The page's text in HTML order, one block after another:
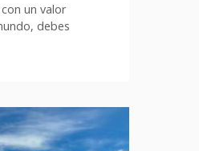
un valor
debes